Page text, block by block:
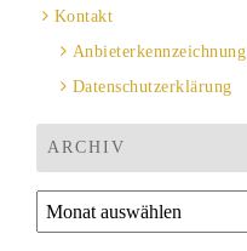
Kontakt
Anbieterkennzeichnung
Datenschutzerklärung
ARCHIV
Archiv